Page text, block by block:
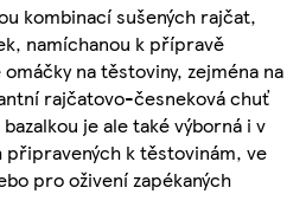
kombinací sušených rajčat,
namíchanou k přípravě
na těstoviny, zejména na
rajčatovo-česneková chuť
je ale také výborná i v
k těstovinám, ve
pro oživení zapékaných